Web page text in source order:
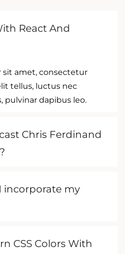
React And
sit amet, consectetur
tellus, luctus nec
pulvinar dapibus leo.
Chris Ferdinand
incorporate my
CSS Colors With